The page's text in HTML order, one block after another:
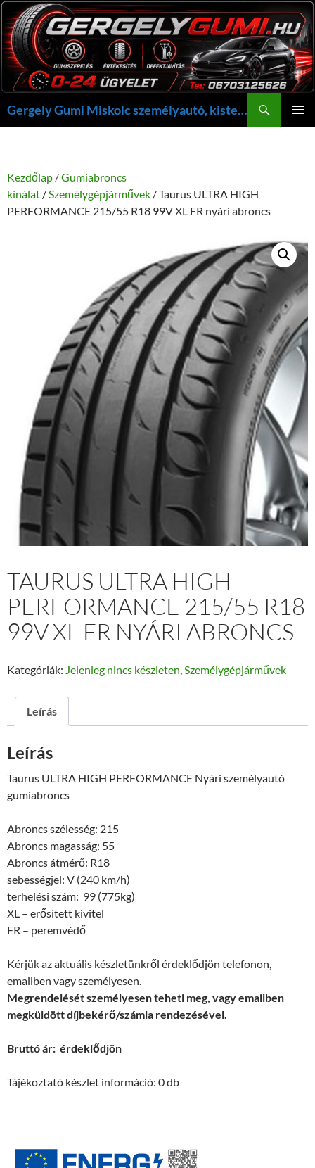
Kilépés
a
tartalomba
Gergely Gumi Miskolc személyautó, kisteherautó gumi szerelés javítás +36703125626 NON-STOP ügyelet, gergelygumi@gergelygumi.hu
Kezdőlap /Gumiabroncs
kínálat /Személygépjárművek / Taurus ULTRA HIGH
PERFORMANCE 215/55 R18 99V XL FR nyári abroncs
TAURUS ULTRA HIGH
PERFORMANCE 215/55 R18
99V XL FR NYÁRI ABRONCS
Kategóriák: Jelenleg nincs készleten,Személygépjárművek
Leírás
Leírás
Taurus ULTRA HIGH PERFORMANCE Nyári személyautó
gumiabroncs
Abroncs szélesség: 215
Abroncs magasság: 55
Abroncs átmérő: R18
sebességjel: V (240 km/h)
terhelési szám: 99 (775kg)
XL – erősített kivitel
FR – peremvédő
Kérjük az aktuális készletünkről érdeklődjön telefonon,
emailben vagy személyesen.
Megrendelését személyesen teheti meg, vagy emailben
megküldött díjbekérő/számla rendezésével.
Bruttó ár: érdeklődjön
Tájékoztató készlet információ: 0 db